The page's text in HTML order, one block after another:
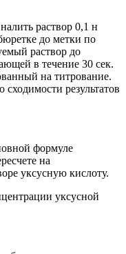
раствор 0,1 н
до метки по
раствор до
в течение 30 сек.
на титрование.
результатов
формуле
на
уксусную кислоту.
уксусной